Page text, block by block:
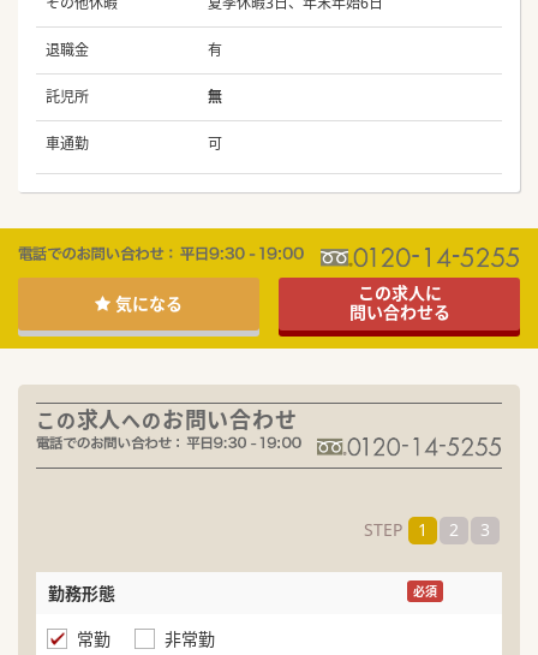
退職金 有
託児所 無
車通勤 可
気になる
この求人に
問い合わせる
この求人へのお問い合わせ
STEP 1 2 3
勤務形態 必須
常勤 非常勤